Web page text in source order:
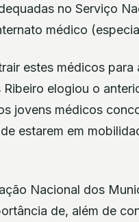
no Serviço
médico
estes médicos para
elogiou o
jovens médicos
estarem em
Nacional dos
de, além de